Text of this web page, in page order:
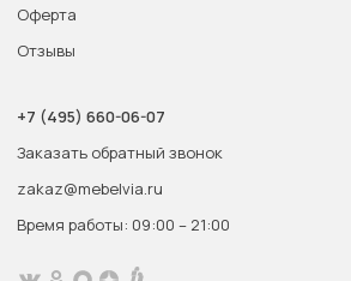
Оферта
Отзывы
+7 (495) 660-06-07
Заказать обратный звонок
zakaz@mebelvia.ru
Время работы: 09:00 – 21:00